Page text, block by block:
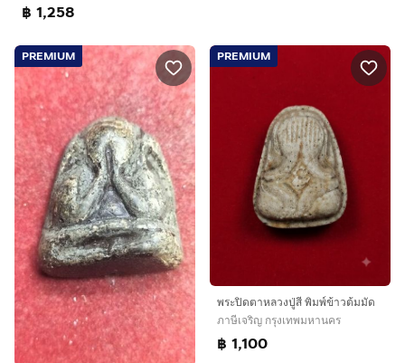
฿ 1,258
PREMIUM PREMIUM
พระปิดตาหลวงปู่สี พิมพ์ข้าวต้มมัด
ภาษีเจริญ กรุงเทพมหานคร
฿ 1,100